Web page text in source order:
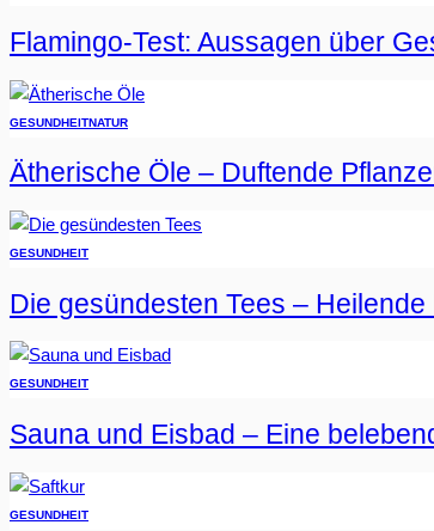
Flamingo-Test: Aussagen über
GESUNDHEITNATUR
Ätherische Öle – Duftende
GESUNDHEIT
Die gesündesten Tees –
GESUNDHEIT
Sauna und Eisbad – Eine
GESUNDHEIT